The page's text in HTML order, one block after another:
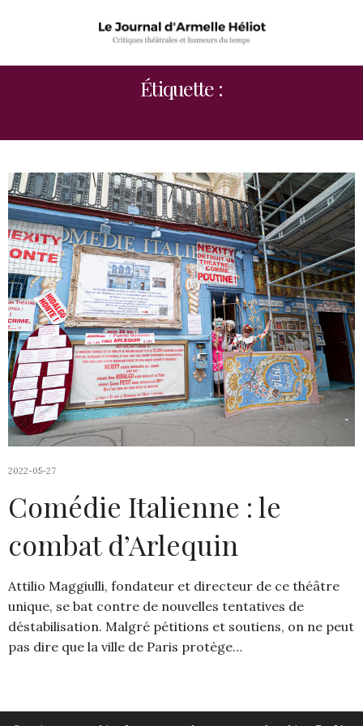
Étiquette :
2022-05-27
Comédie Italienne : le
combat d’Arlequin
Attilio Maggiulli, fondateur et directeur de ce théâtre
unique, se bat contre de nouvelles tentatives de
déstabilisation. Malgré pétitions et soutiens, on ne peut
pas dire que la ville de Paris protège…